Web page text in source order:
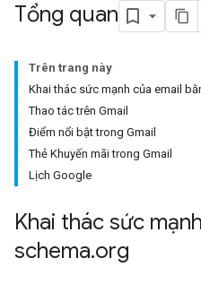
Tổng quan
Trên trang này
Khai thác sức mạnh của email
Thao tác trên Gmail
Điểm nổi bật trong Gmail
Thẻ Khuyến mãi trong Gmail
Lịch Google
Khai thác sức
schema.org